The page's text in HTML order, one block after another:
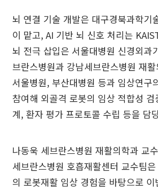
뇌 연결 기술 개발은 대구경북과학기
이 맡고, AI 기반 뇌 신호 처리는
뇌 전극 삽입은 서울대병원 신경외과
브란스병원과 강남세브란스병원 재
서울병원, 부산대병원 등과 임상연구
참여해 외골격 로봇의 임상 적합성
계, 환자 평가 프로토콜 수립 등을 담
나동욱 세브란스병원 재활의학과 교
세브란스병원 호흡재활센터 교수팀
의 로봇재활 임상 경험을 바탕으로